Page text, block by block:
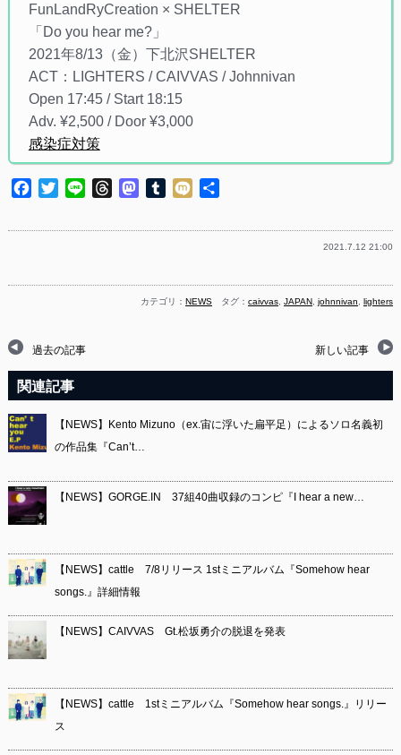
FunLandRyCreation × SHELTER
「Do you hear me?」
2021年8/13（金）下北沢SHELTER
ACT：LIGHTERS / CAIVVAS / Johnnivan
Open 17:45 / Start 18:15
Adv. ¥2,500 / Door ¥3,000
感染症対策
Facebook
TwitterLine ThreadsMastodon
Tumblr
Mixi
2021.7.12 21:00
カテゴリ： NEWS タグ：caivvas,JAPAN,johnnivan, lighters
過去の記事 新しい記事
関連記事
【NEWS】Kento Mizuno（ex.宙に浮いた扁平足）によるソロ名義初
の作品集『Can’t…
【NEWS】GORGE.IN 37組40曲収録のコンピ『I hear a new…
【NEWS】cattle 7/8リリース 1stミニアルバム『Somehow hear
songs.』詳細情報
【NEWS】CAIVVAS Gt.松坂勇介の脱退を発表
【NEWS】cattle 1stミニアルバム『Somehow hear songs.』リリー
ス